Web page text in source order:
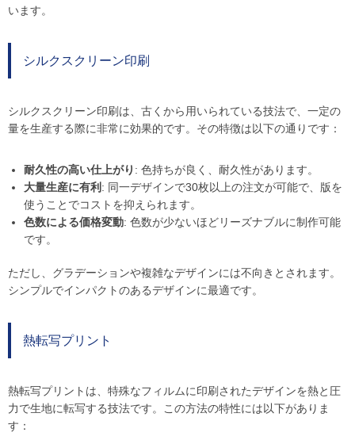
います。
シルクスクリーン印刷
シルクスクリーン印刷は、古くから用いられている技法で、一定の
量を生産する際に非常に効果的です。その特徴は以下の通りです：
耐久性の高い仕上がり : 色持ちが良く、耐久性があります。
大量生産に有利 : 同一デザインで30枚以上の注文が可能で、版を
使うことでコストを抑えられます。
色数による価格変動: 色数が少ないほどリーズナブルに制作可能
です。
ただし、グラデーションや複雑なデザインには不向きとされます。
シンプルでインパクトのあるデザインに最適です。
熱転写プリント
熱転写プリントは、特殊なフィルムに印刷されたデザインを熱と圧
力で生地に転写する技法です。この方法の特性には以下がありま
す：